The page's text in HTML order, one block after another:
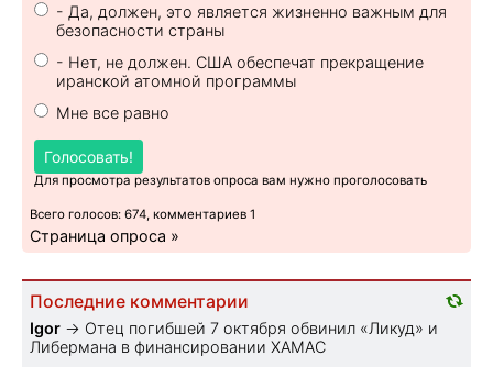
- Да, должен, это является жизненно важным для
безопасности страны
- Нет, не должен. США обеспечат прекращение
иранской атомной программы
Мне все равно
Голосовать!
Для просмотра результатов опроса вам нужно проголосовать
Всего голосов: 674, комментариев 1
Страница опроса »
Последние комментарии
Igor → Отец погибшей 7 октября обвинил «Ликуд» и
Либермана в финансировании ХАМАС